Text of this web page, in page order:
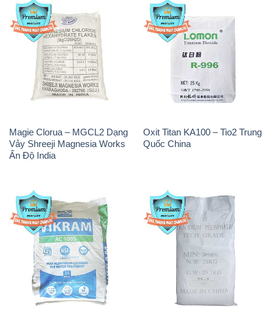
Magie Clorua – MGCL2 Dạng
Vảy Shreeji Magnesia Works
Ấn Độ India
Oxit Titan KA100 – Tio2 Trung
Quốc China